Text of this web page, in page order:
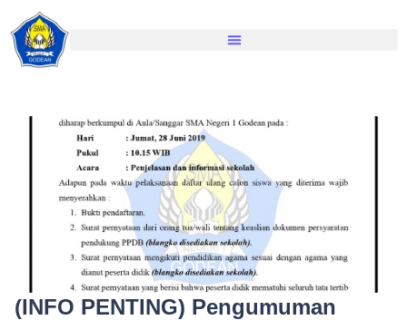
(INFO PENTING) Pengumuman